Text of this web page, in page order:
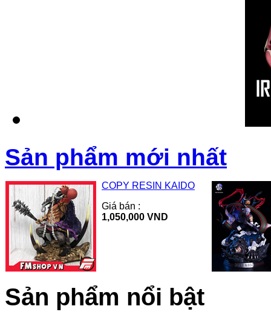
Sản phẩm mới nhất
COPY RESIN KAIDO
Giá bán :
1,050,000 VND
Sản phẩm nổi bật